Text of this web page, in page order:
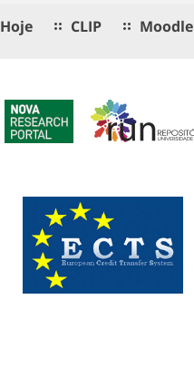
Hoje CLIP Moodle